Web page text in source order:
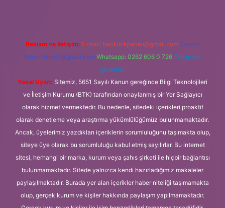
Reklam ve İletişim: E-mail: backlinkpaneli@gmail.com Teams:
forumhizmeti@gmail.com Whatsapp: 0262 606 0 726 Telegram:
@karabul
Yasal Uyarı: Sitemiz, 5651 Sayılı Kanun gereğince Bilgi Teknolojileri
ve İletişim Kurumu (BTK) tarafından onaylanmış bir Yer Sağlayıcı
olarak hizmet vermektedir. Bu nedenle, sitedeki içerikleri proaktif
olarak denetleme veya araştırma yükümlülüğümüz bulunmamaktadır.
Ancak, üyelerimiz yazdıkları içeriklerin sorumluluğunu taşımakta olup,
siteye üye olarak bu sorumluluğu kabul etmiş sayılırlar. Bu internet
sitesi, herhangi bir marka, kurum veya şahıs şirketi ile hiçbir bağlantısı
bulunmamaktadır. Sitede yalnızca kendi hazırladığımız makaleler
paylaşılmaktadır. Burada yer alan içerikler haber niteliği taşımamakta
olup, gerçek kurum ve kişiler hakkında paylaşım yapılmamaktadır.